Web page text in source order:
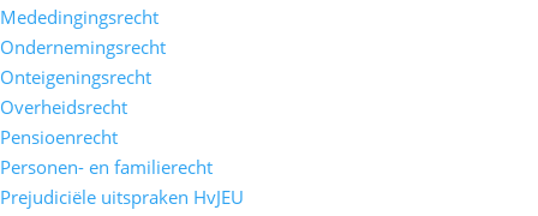
Mededingingsrecht
Ondernemingsrecht
Onteigeningsrecht
Overheidsrecht
Pensioenrecht
Personen- en familierecht
Prejudiciële uitspraken HvJEU